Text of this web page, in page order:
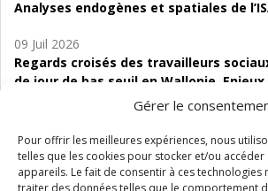
Gérer le
Pour offrir les meilleures expériences, nous
telles que les cookies pour stocker et/ou
appareils. Le fait de consentir à ces technologies
traiter des données telles que le comportement
Analyses endogènes et spatiales de
09 Juil 2026
Regards croisés des travailleurs
de jour de bas seuil en Wallonie.
06 Juil 2026
Étude d’évaluabilité des Structures
d’accompagnement à l’autocréation